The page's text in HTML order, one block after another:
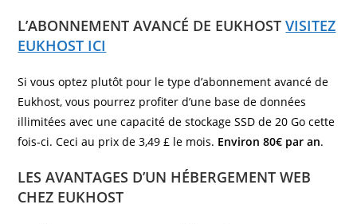
L’ABONNEMENT AVANCÉ DE EUKHOSTVISITEZ
EUKHOST ICI
Si vous optez plutôt pour le type d’abonnement avancé de
Eukhost, vous pourrez profiter d’une base de données
illimitées avec une capacité de stockage SSD de 20 Go cette
fois-ci. Ceci au prix de 3,49 £ le mois. Environ 80€ par an.
LES AVANTAGES D’UN HÉBERGEMENT WEB
CHEZ EUKHOST